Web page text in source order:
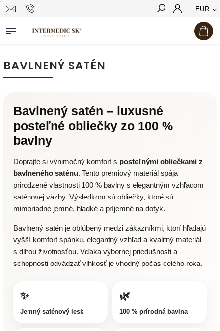
EUR
Hľadať
BAVLNENÝ SATÉN
Bavlnený satén – luxusné
posteľné obliečky zo 100 %
bavlny
Doprajte si výnimočný komfort s posteľnými obliečkami z
bavlneného saténu. Tento prémiový materiál spája
prirodzené vlastnosti 100 % bavlny s elegantným vzhľadom
saténovej väzby. Výsledkom sú obliečky, ktoré sú
mimoriadne jemné, hladké a príjemné na dotyk.
Bavlnený satén je obľúbený medzi zákazníkmi, ktorí hľadajú
vyšší komfort spánku, elegantný vzhľad a kvalitný materiál
s dlhou životnosťou. Vďaka výbornej priedušnosti a
schopnosti odvádzať vlhkosť je vhodný počas celého roka.
✨
Jemný saténový lesk
🌿
100 % prírodná bavlna